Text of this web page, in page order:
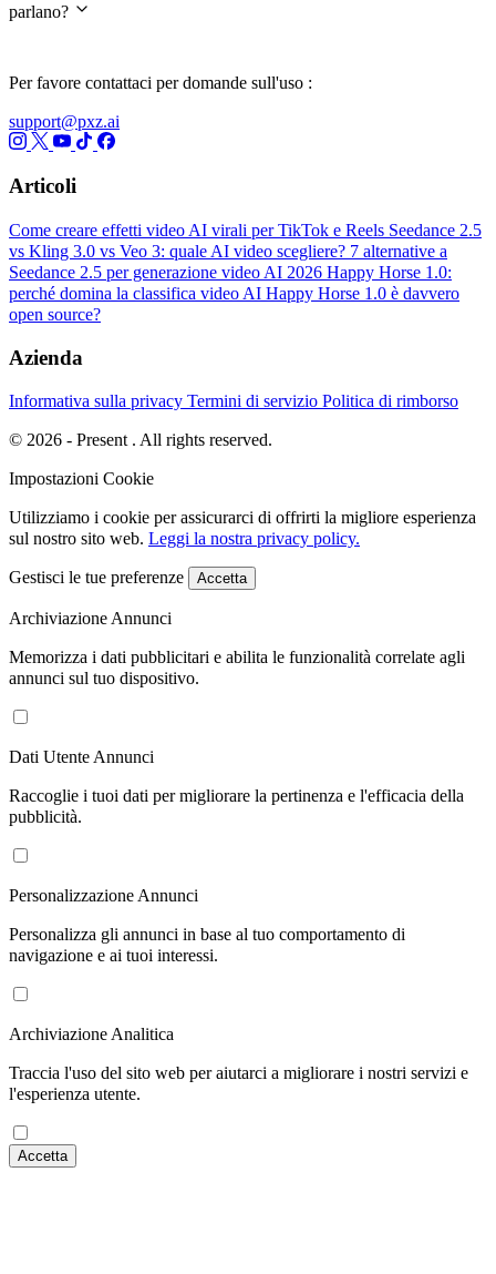
parlano?
Per favore contattaci per domande sull'uso :
support@pxz.ai
Articoli
Come creare effetti video AI virali per TikTok e Reels Seedance 2.5
vs Kling 3.0 vs Veo 3: quale AI video scegliere? 7 alternative a
Seedance 2.5 per generazione video AI 2026 Happy Horse 1.0:
perché domina la classifica video AI Happy Horse 1.0 è davvero
open source?
Azienda
Informativa sulla privacy Termini di servizio Politica di rimborso
© 2026 - Present . All rights reserved.
Impostazioni Cookie
Utilizziamo i cookie per assicurarci di offrirti la migliore esperienza
sul nostro sito web. Leggi la nostra privacy policy.
Gestisci le tue preferenze Accetta
Archiviazione Annunci
Memorizza i dati pubblicitari e abilita le funzionalità correlate agli
annunci sul tuo dispositivo.
Dati Utente Annunci
Raccoglie i tuoi dati per migliorare la pertinenza e l'efficacia della
pubblicità.
Personalizzazione Annunci
Personalizza gli annunci in base al tuo comportamento di
navigazione e ai tuoi interessi.
Archiviazione Analitica
Traccia l'uso del sito web per aiutarci a migliorare i nostri servizi e
l'esperienza utente.
Accetta